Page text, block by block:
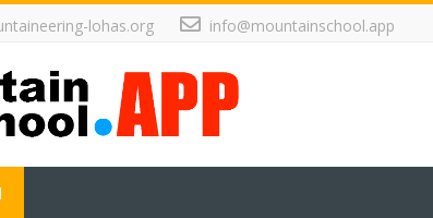
lohas.org info@mountainschool.app